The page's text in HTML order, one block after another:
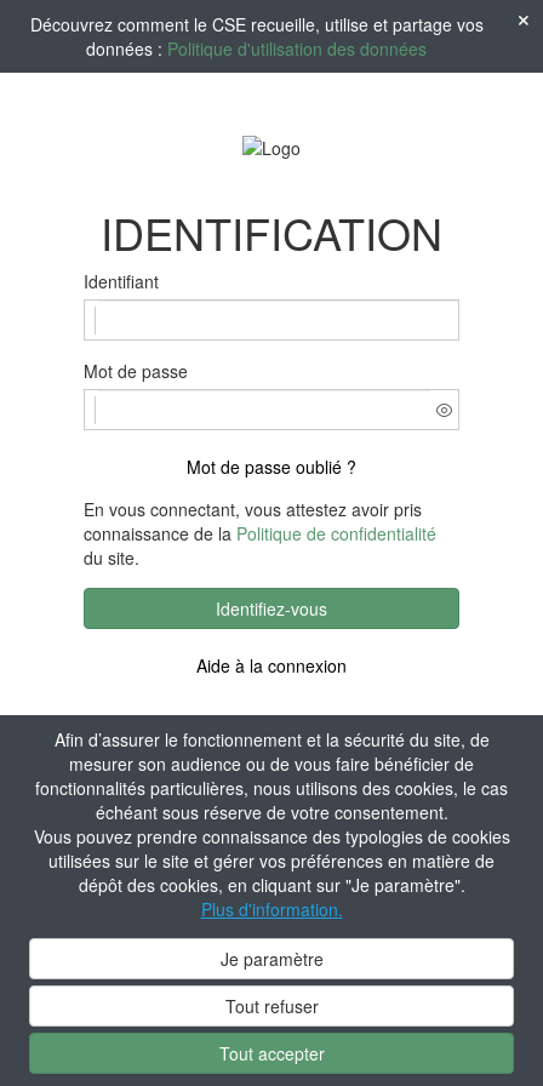
Afin d’assurer le fonctionnement et la sécurité du site, de
mesurer son audience ou de vous faire bénéficier de
fonctionnalités particulières, nous utilisons des cookies, le cas
échéant sous réserve de votre consentement.
Vous pouvez prendre connaissance des typologies de cookies
utilisées sur le site et gérer vos préférences en matière de
dépôt des cookies, en cliquant sur "Je paramètre".
Plus d'information.
Je paramètre
Tout refuser
Tout accepter
Découvrez comment le CSE recueille, utilise et partage vos
données : Politique d'utilisation des données
IDENTIFICATION
Identifiant
Mot de passe
Mot de passe oublié ?
En vous connectant, vous attestez avoir pris
connaissance de la Politique de confidentialité
du site.
Identifiez-vous
Aide à la connexion